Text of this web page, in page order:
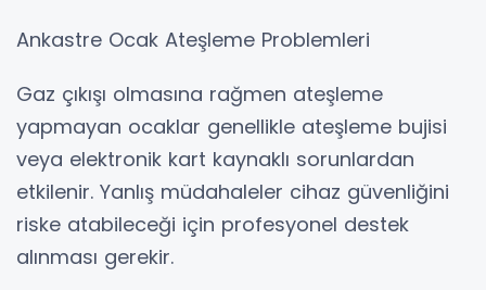
Ankastre Ocak Ateşleme Problemleri
Gaz çıkışı olmasına rağmen ateşleme
yapmayan ocaklar genellikle ateşleme bujisi
veya elektronik kart kaynaklı sorunlardan
etkilenir. Yanlış müdahaleler cihaz güvenliğini
riske atabileceği için profesyonel destek
alınması gerekir.